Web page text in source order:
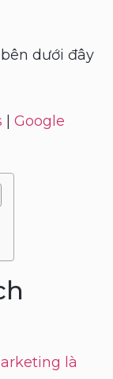
dưới đây
Google
là